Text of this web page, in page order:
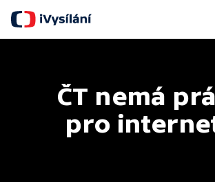
ČT nemá
pro